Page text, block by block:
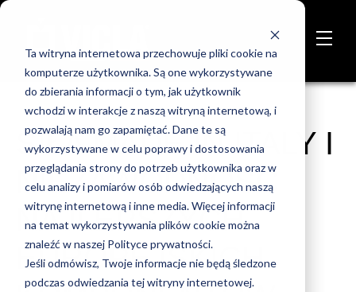
Ta witryna internetowa przechowuje pliki cookie na
komputerze użytkownika. Są one wykorzystywane
do zbierania informacji o tym, jak użytkownik
wchodzi w interakcje z naszą witryną internetową, i
pozwalają nam go zapamiętać. Dane te są
wykorzystywane w celu poprawy i dostosowania
przeglądania strony do potrzeb użytkownika oraz w
celu analizy i pomiarów osób odwiedzających naszą
witrynę internetową i inne media. Więcej informacji
na temat wykorzystywania plików cookie można
znaleźć w naszej Polityce prywatności.
Jeśli odmówisz, Twoje informacje nie będą śledzone
podczas odwiedzania tej witryny internetowej.
SIŁA MADE IN ITALY I
NIEZAWODNOŚĆ
NAJLEPSZYCH
EUROPEJSKICH